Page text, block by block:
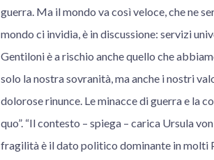
guerra. Ma il mondo va così veloce, che ne
mondo ci invidia, è in discussione: servizi
Gentiloni è a rischio anche quello che
solo la nostra sovranità, ma anche i nostri
dolorose rinunce. Le minacce di guerra e la
quo”. “Il contesto – spiega – carica Ursula
fragilità è il dato politico dominante in molti